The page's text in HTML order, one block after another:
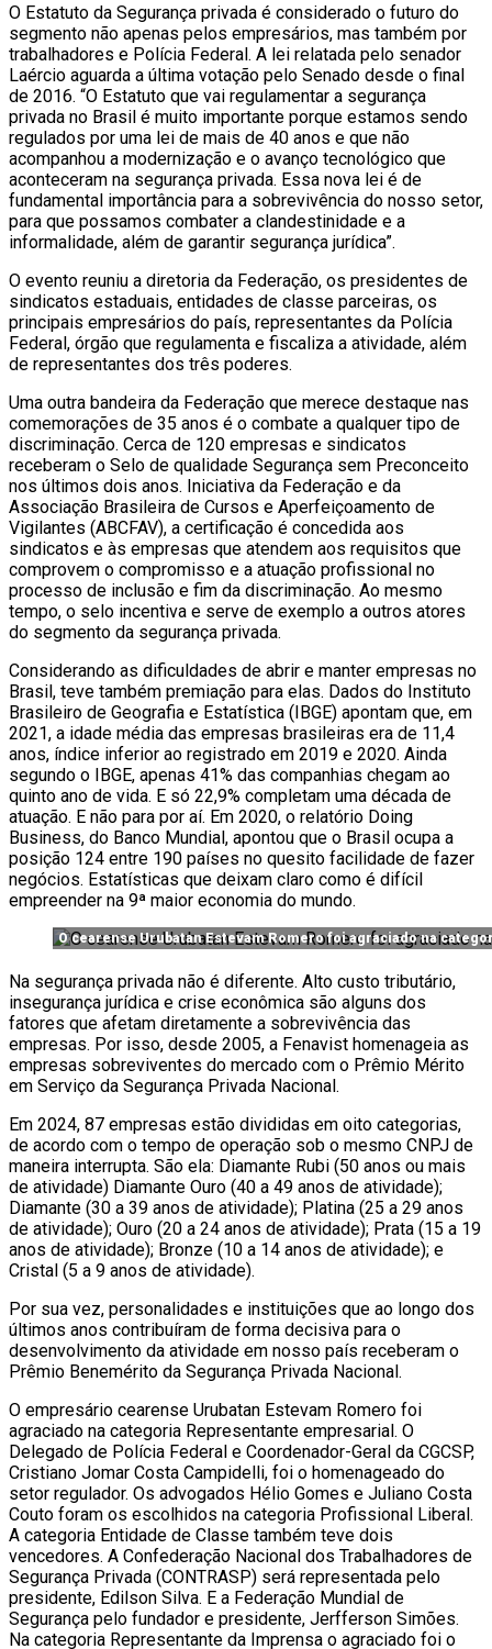
O Estatuto da Segurança privada é considerado o futuro do
segmento não apenas pelos empresários, mas também por
trabalhadores e Polícia Federal. A lei relatada pelo senador
Laércio aguarda a última votação pelo Senado desde o final
de 2016. “O Estatuto que vai regulamentar a segurança
privada no Brasil é muito importante porque estamos sendo
regulados por uma lei de mais de 40 anos e que não
acompanhou a modernização e o avanço tecnológico que
aconteceram na segurança privada. Essa nova lei é de
fundamental importância para a sobrevivência do nosso setor,
para que possamos combater a clandestinidade e a
informalidade, além de garantir segurança jurídica”.
O evento reuniu a diretoria da Federação, os presidentes de
sindicatos estaduais, entidades de classe parceiras, os
principais empresários do país, representantes da Polícia
Federal, órgão que regulamenta e fiscaliza a atividade, além
de representantes dos três poderes.
Uma outra bandeira da Federação que merece destaque nas
comemorações de 35 anos é o combate a qualquer tipo de
discriminação. Cerca de 120 empresas e sindicatos
receberam o Selo de qualidade Segurança sem Preconceito
nos últimos dois anos. Iniciativa da Federação e da
Associação Brasileira de Cursos e Aperfeiçoamento de
Vigilantes (ABCFAV), a certificação é concedida aos
sindicatos e às empresas que atendem aos requisitos que
comprovem o compromisso e a atuação profissional no
processo de inclusão e fim da discriminação. Ao mesmo
tempo, o selo incentiva e serve de exemplo a outros atores
do segmento da segurança privada.
Considerando as dificuldades de abrir e manter empresas no
Brasil, teve também premiação para elas. Dados do Instituto
Brasileiro de Geografia e Estatística (IBGE) apontam que, em
2021, a idade média das empresas brasileiras era de 11,4
anos, índice inferior ao registrado em 2019 e 2020. Ainda
segundo o IBGE, apenas 41% das companhias chegam ao
quinto ano de vida. E só 22,9% completam uma década de
atuação. E não para por aí. Em 2020, o relatório Doing
Business, do Banco Mundial, apontou que o Brasil ocupa a
posição 124 entre 190 países no quesito facilidade de fazer
negócios. Estatísticas que deixam claro como é difícil
empreender na 9ª maior economia do mundo.
O cearense Urubatan Estevam Romero foi agraciado na
Na segurança privada não é diferente. Alto custo tributário,
insegurança jurídica e crise econômica são alguns dos
fatores que afetam diretamente a sobrevivência das
empresas. Por isso, desde 2005, a Fenavist homenageia as
empresas sobreviventes do mercado com o Prêmio Mérito
em Serviço da Segurança Privada Nacional.
Em 2024, 87 empresas estão divididas em oito categorias,
de acordo com o tempo de operação sob o mesmo CNPJ de
maneira interrupta. São ela: Diamante Rubi (50 anos ou mais
de atividade) Diamante Ouro (40 a 49 anos de atividade);
Diamante (30 a 39 anos de atividade); Platina (25 a 29 anos
de atividade); Ouro (20 a 24 anos de atividade); Prata (15 a 19
anos de atividade); Bronze (10 a 14 anos de atividade); e
Cristal (5 a 9 anos de atividade).
Por sua vez, personalidades e instituições que ao longo dos
últimos anos contribuíram de forma decisiva para o
desenvolvimento da atividade em nosso país receberam o
Prêmio Benemérito da Segurança Privada Nacional.
O empresário cearense Urubatan Estevam Romero foi
agraciado na categoria Representante empresarial. O
Delegado de Polícia Federal e Coordenador-Geral da CGCSP,
Cristiano Jomar Costa Campidelli, foi o homenageado do
setor regulador. Os advogados Hélio Gomes e Juliano Costa
Couto foram os escolhidos na categoria Profissional Liberal.
A categoria Entidade de Classe também teve dois
vencedores. A Confederação Nacional dos Trabalhadores de
Segurança Privada (CONTRASP) será representada pelo
presidente, Edilson Silva. E a Federação Mundial de
Segurança pelo fundador e presidente, Jerfferson Simões.
Na categoria Representante da Imprensa o agraciado foi o